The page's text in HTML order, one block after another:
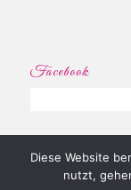
Facebook
© Copyright - Deine
Diese Website
nutzt,